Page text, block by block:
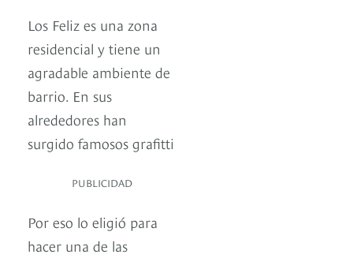
Los Feliz es una zona
residencial y tiene un
agradable ambiente de
barrio. En sus
alrededores han
surgido famosos grafitti
PUBLICIDAD
Por eso lo eligió para
hacer una de las